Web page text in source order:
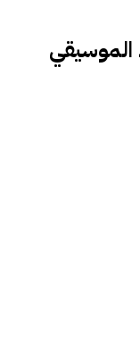
الموسيقي